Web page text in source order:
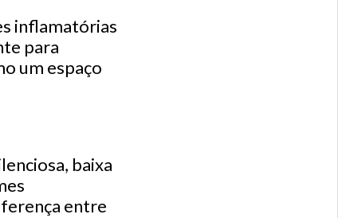
inflamatórias
para
um espaço
baixa
entre